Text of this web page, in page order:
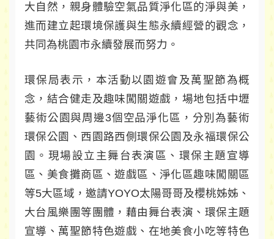
大自然，親身體驗空氣品質淨化區的淨與美，
進而建立起環境保護與生態永續經營的觀念，
共同為桃園市永續發展而努力。
環保局表示，本活動以園遊會及萬聖節為概
念，結合健走及趣味闖關遊戲，場地包括中壢
藝術公園與周邊3個空品淨化區，分別為藝術
環保公園、西園路西側環保公園及永福環保公
園。現場設立主舞台表演區、環保主題宣導
區、美食攤商區、遊戲區、淨化區趣味闖關區
等5大區域，邀請YOYO太陽哥哥及櫻桃姊姊、
大台風樂團等團體，藉由舞台表演、環保主題
宣導、萬聖節特色遊戲、在地美食小吃等特色